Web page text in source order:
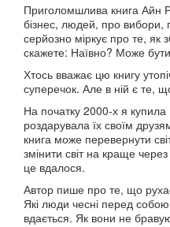
Приголомшлива книга Айн
бізнес, людей, про вибори,
серйозно міркує про те, як
скажете: Наївно? Може
Хтось вважає цю книгу
суперечок. Але в ній є те,
На початку 2000-х я купила
роздарувала їх своїм
книга може перевернути
змінити світ на краще
це вдалося.
Автор пише про те, що
Які люди чесні перед
вдається. Як вони не